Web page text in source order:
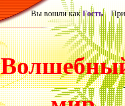
Вы вошли как Гость